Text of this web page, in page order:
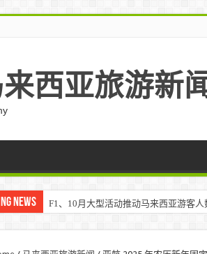
西亚旅游新
News F1、10月大型活动推动马来西亚游客人